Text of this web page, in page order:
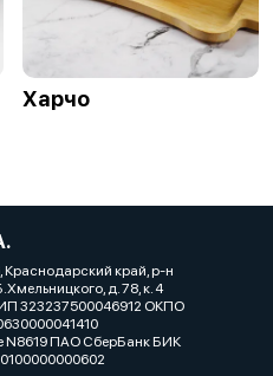
Харчо
Краснодарский край, р-н
д. 78, к. 4
323237500046912 ОКПО
N8619 ПАО СберБанк БИК